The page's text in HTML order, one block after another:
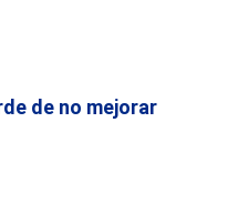
de no mejorar